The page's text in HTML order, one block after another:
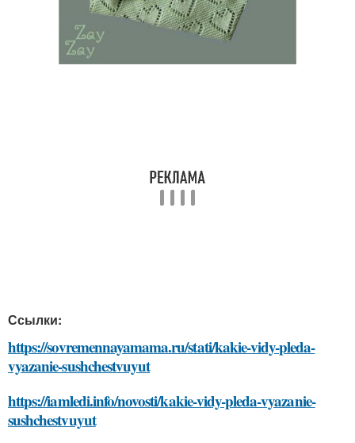
Ссылки:
https://sovremennayamama.ru/stati/kakie-vidy-pleda-
vyazanie-sushchestvuyut
https://iamledi.info/novosti/kakie-vidy-pleda-vyazanie-
sushchestvuyut